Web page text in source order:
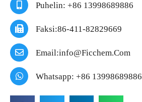
Puhelin: +86 13998689886
Faksi:86-411-82829669
Email:info@ficchem.com
Whatsapp: +86 13998689886